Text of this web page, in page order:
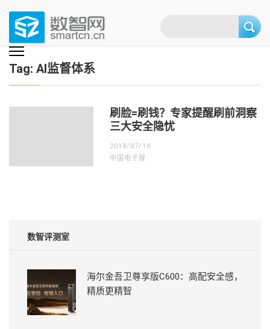
content
(Press
enter)
数智网
智能家居第一资讯门户 | 智能家居系统，智能家居产品，智能家居解决方
案，智能家居技术应用，智能家居行业观点，智能家居项目案例
Tag: AI监督体系
刷脸=刷钱？专家提醒刷前洞察
三大安全隐忧
2018/07/10
中国电子报
数智评测室
海尔金吾卫尊享版C600：高配安全感，
精质更精智